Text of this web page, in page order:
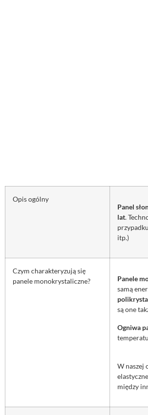
Opis ogólny
Panel
lat.
itp.)
Czym charakteryzują się
panele monokrystaliczne?
Panele
samą
są one
Ogniwa
W naszej
między